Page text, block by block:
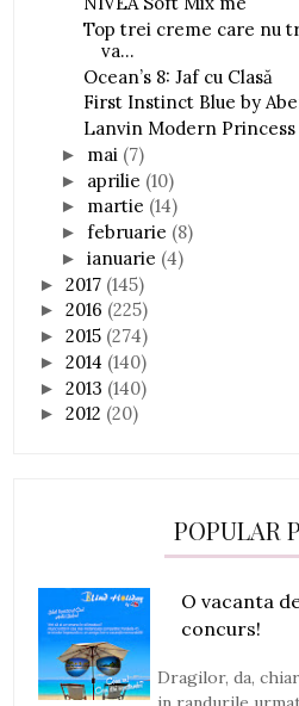
Top trei creme care nu
va...
Ocean’s 8: Jaf cu Clasă
First Instinct Blue by
Lanvin Modern Princess
► mai (7)
► aprilie (10)
► martie (14)
►februarie (8)
►ianuarie (4)
►2017 (145)
►2016 (225)
►2015 (274)
►2014 (140)
►2013 (140)
►2012 (20)
POPULAR
O vacanta
concurs!
Dragilor, da,